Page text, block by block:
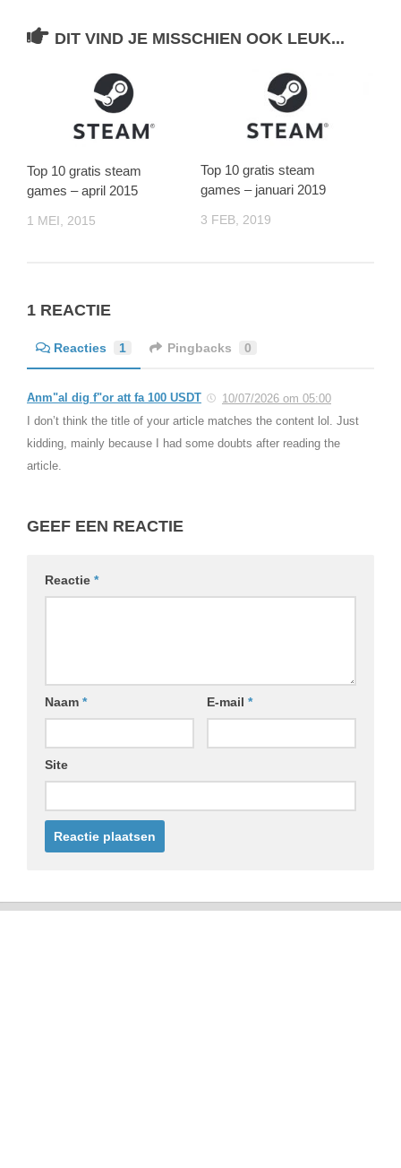
DIT VIND JE MISSCHIEN OOK LEUK...
Top 10 gratis steam
games – april 2015
1 MEI, 2015
Top 10 gratis steam
games – januari 2019
3 FEB, 2019
1 REACTIE
Reacties 1 Pingbacks 0
Anm"al dig f"or att fa 100 USDT
10/07/2026 om 05:00
I don’t think the title of your article matches the content lol. Just
kidding, mainly because I had some doubts after reading the
article.
GEEF EEN REACTIE
Reactie *
Naam * E-mail *
Site